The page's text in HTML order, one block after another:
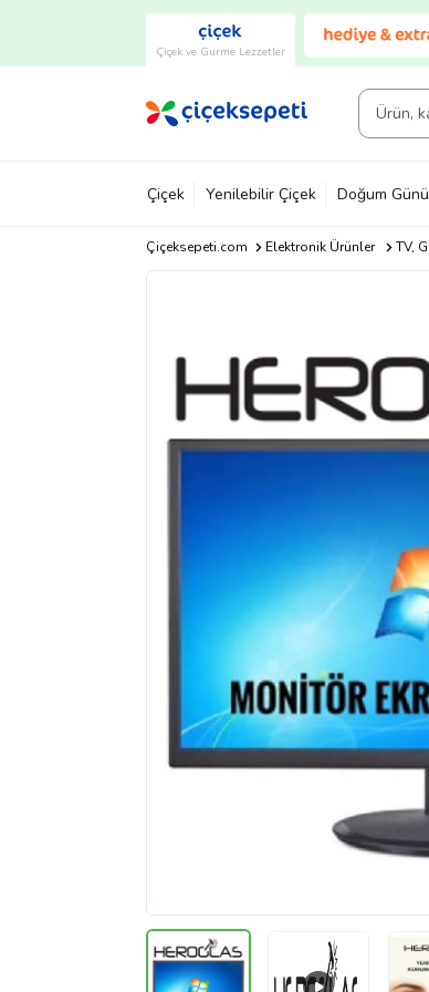
Çiçek ve Gurme Lezzetler
Çiçek Yenilebilir Çiçek Doğum Günü
Çiçeksepeti.com Elektronik Ürünler TV,